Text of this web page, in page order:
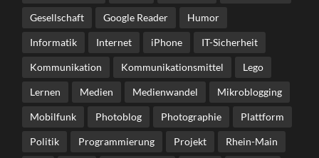
Gesellschaft Google Reader Humor
Informatik Internet iPhone IT-Sicherheit
Kommunikation Kommunikationsmittel Lego
Lernen Medien Medienwandel Mikroblogging
Mobilfunk Photoblog Photographie Plattform
Politik Programmierung Projekt Rhein-Main